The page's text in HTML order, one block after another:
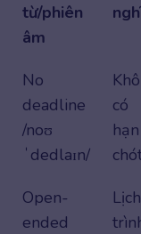
từ/phiên
âm
No
deadline
/noʊ
ˈdedlaɪn/
có
hạn
Open-
ended
Lịch